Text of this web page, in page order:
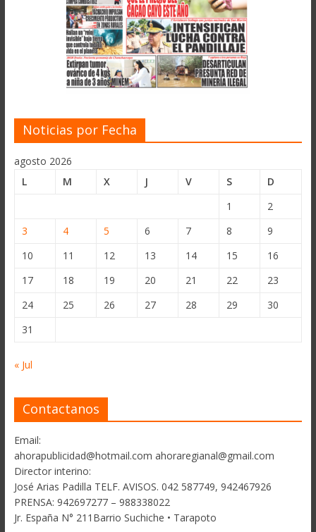
Noticias por Fecha
agosto 2026
L
M X J V S
D
1
2
3
4 5 6 7 8
9
10
11 12 13 14 15
16
17
18 19 20 21 22
23
24
25 26 27 28 29
30
31
« Jul
Contactanos
Email:
ahorapublicidad@hotmail.com ahoraregianal@gmail.com
Director interino:
José Arias Padilla TELF. AVISOS. 042 587749, 942467926
PRENSA: 942697277 – 988338022
Jr. España N° 211Barrio Suchiche • Tarapoto